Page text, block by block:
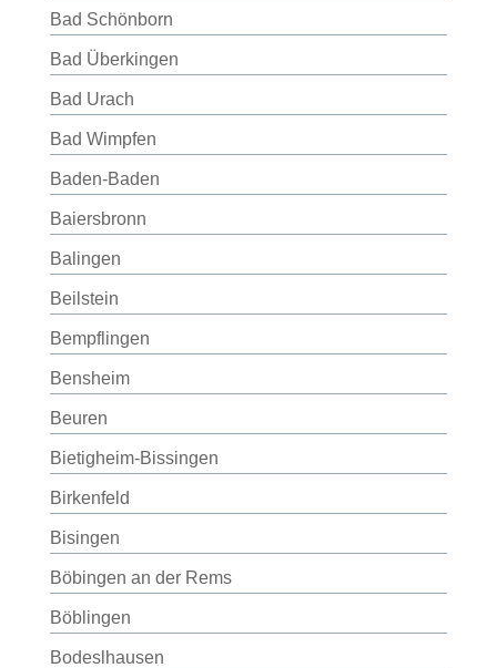
Bad Schönborn
Bad Überkingen
Bad Urach
Bad Wimpfen
Baden-Baden
Baiersbronn
Balingen
Beilstein
Bempflingen
Bensheim
Beuren
Bietigheim-Bissingen
Birkenfeld
Bisingen
Böbingen an der Rems
Böblingen
Bodeslhausen